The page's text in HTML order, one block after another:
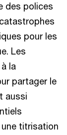
des polices
pour les
Les
la
partager le
aussi
titrisation